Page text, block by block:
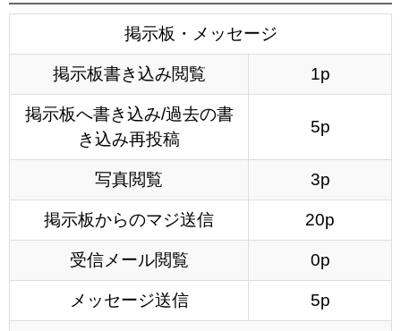
掲示板・メッセージ
掲示板書き込み閲覧 1p
掲示板へ書き込み/過去の書
き込み再投稿
5p
写真閲覧 3p
掲示板からのマジ送信 20p
受信メール閲覧 0p
メッセージ送信 5p